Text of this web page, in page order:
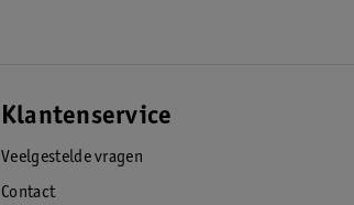
Klantenservice
Veelgestelde vragen
Contact